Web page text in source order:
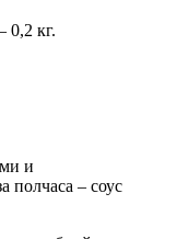
0,2 кг.
и
полчаса – соус